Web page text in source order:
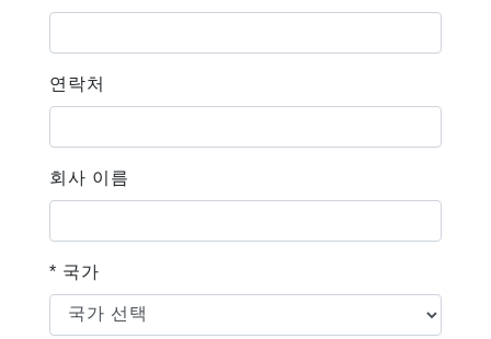
연락처
회사 이름
* 국가